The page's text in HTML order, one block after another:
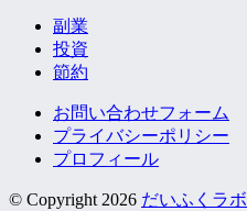
副業
投資
節約
お問い合わせフォーム
プライバシーポリシー
プロフィール
© Copyright 2026 だいふくラボ